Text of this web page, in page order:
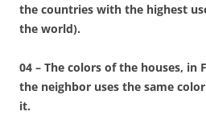
the countries with the highest
the world).
04 – The colors of the houses, in
the neighbor uses the same
it.